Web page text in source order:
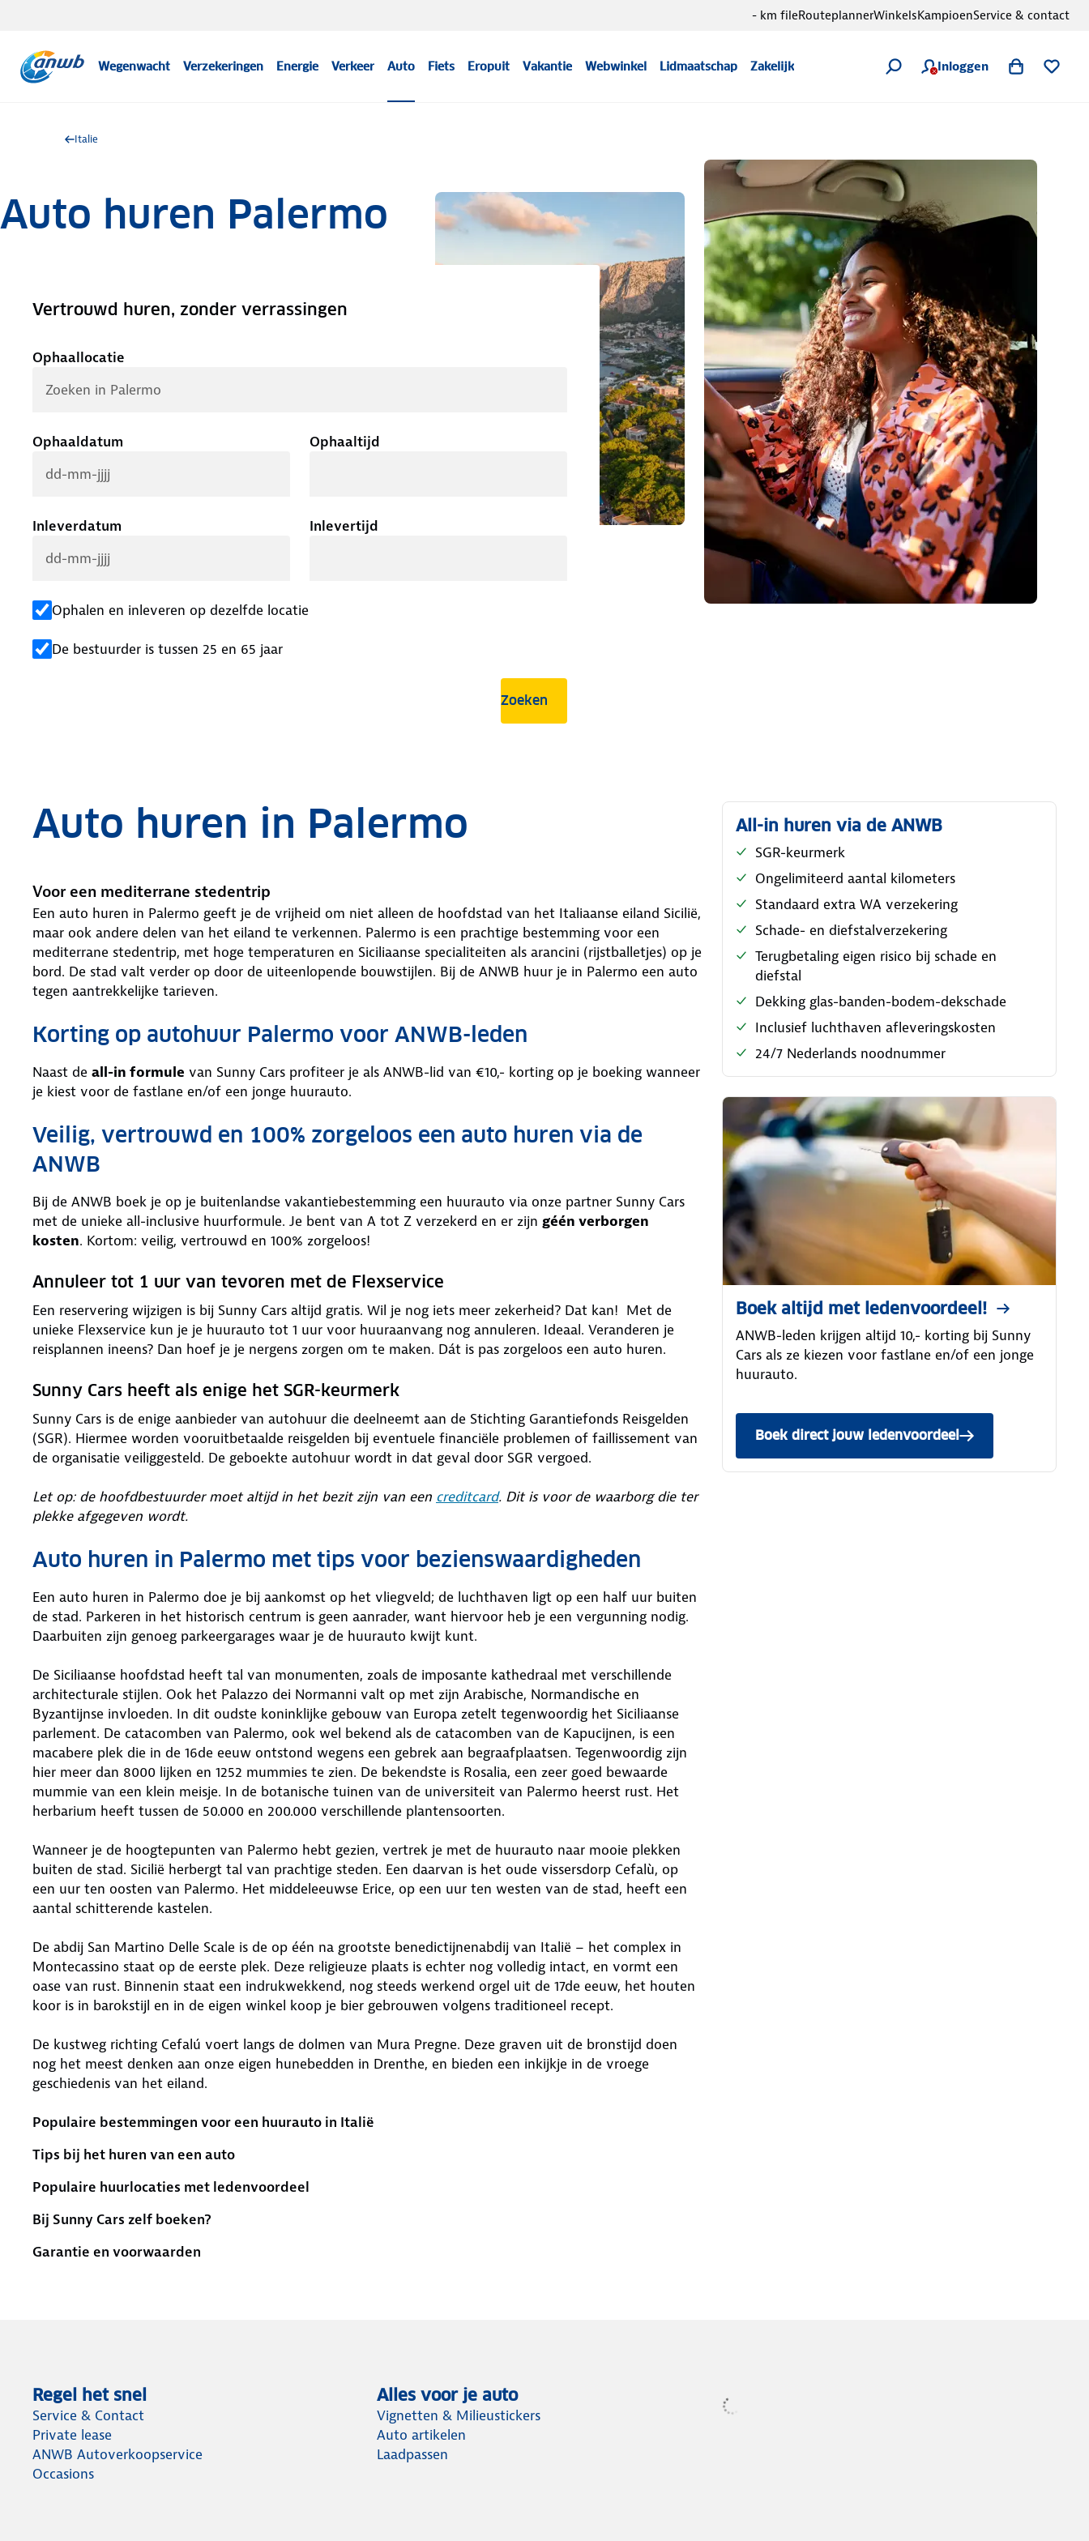
Wegenwacht Verzekeringen Energie Verkeer Auto Fiets Eropuit Vakantie Webwinkel Lidmaatschap Zakelijk Inloggen
- km fileRouteplannerWinkelsKampioenService & contact
Italie
Auto huren Palermo
Vertrouwd huren, zonder verrassingen
Ophaallocatie
Ophaaldatum Ophaaltijd
Inleverdatum Inlevertijd
Ophalen en inleveren op dezelfde locatie
De bestuurder is tussen 25 en 65 jaar
Zoeken
Auto huren in Palermo
Voor een mediterrane stedentrip
Een auto huren in Palermo geeft je de vrijheid om niet alleen de hoofdstad van het Italiaanse eiland Sicilië,
maar ook andere delen van het eiland te verkennen. Palermo is een prachtige bestemming voor een
mediterrane stedentrip, met hoge temperaturen en Siciliaanse specialiteiten als arancini (rijstballetjes) op je
bord. De stad valt verder op door de uiteenlopende bouwstijlen. Bij de ANWB huur je in Palermo een auto
tegen aantrekkelijke tarieven.
Korting op autohuur Palermo voor ANWB-leden
Naast de all-in formule van Sunny Cars profiteer je als ANWB-lid van €10,- korting op je boeking wanneer
je kiest voor de fastlane en/of een jonge huurauto.
Veilig, vertrouwd en 100% zorgeloos een auto huren via de
ANWB
Bij de ANWB boek je op je buitenlandse vakantiebestemming een huurauto via onze partner Sunny Cars
met de unieke all-inclusive huurformule. Je bent van A tot Z verzekerd en er zijn géén verborgen
kosten. Kortom: veilig, vertrouwd en 100% zorgeloos!
Annuleer tot 1 uur van tevoren met de Flexservice
Een reservering wijzigen is bij Sunny Cars altijd gratis. Wil je nog iets meer zekerheid? Dat kan! Met de
unieke Flexservice kun je je huurauto tot 1 uur voor huuraanvang nog annuleren. Ideaal. Veranderen je
reisplannen ineens? Dan hoef je je nergens zorgen om te maken. Dát is pas zorgeloos een auto huren.
Sunny Cars heeft als enige het SGR-keurmerk
Sunny Cars is de enige aanbieder van autohuur die deelneemt aan de Stichting Garantiefonds Reisgelden
(SGR). Hiermee worden vooruitbetaalde reisgelden bij eventuele financiële problemen of faillissement van
de organisatie veiliggesteld. De geboekte autohuur wordt in dat geval door SGR vergoed.
Let op: de hoofdbestuurder moet altijd in het bezit zijn van een creditcard. Dit is voor de waarborg die ter
plekke afgegeven wordt.
Auto huren in Palermo met tips voor bezienswaardigheden
Een auto huren in Palermo doe je bij aankomst op het vliegveld; de luchthaven ligt op een half uur buiten
de stad. Parkeren in het historisch centrum is geen aanrader, want hiervoor heb je een vergunning nodig.
Daarbuiten zijn genoeg parkeergarages waar je de huurauto kwijt kunt.
De Siciliaanse hoofdstad heeft tal van monumenten, zoals de imposante kathedraal met verschillende
architecturale stijlen. Ook het Palazzo dei Normanni valt op met zijn Arabische, Normandische en
Byzantijnse invloeden. In dit oudste koninklijke gebouw van Europa zetelt tegenwoordig het Siciliaanse
parlement. De catacomben van Palermo, ook wel bekend als de catacomben van de Kapucijnen, is een
macabere plek die in de 16de eeuw ontstond wegens een gebrek aan begraafplaatsen. Tegenwoordig zijn
hier meer dan 8000 lijken en 1252 mummies te zien. De bekendste is Rosalia, een zeer goed bewaarde
mummie van een klein meisje. In de botanische tuinen van de universiteit van Palermo heerst rust. Het
herbarium heeft tussen de 50.000 en 200.000 verschillende plantensoorten.
Wanneer je de hoogtepunten van Palermo hebt gezien, vertrek je met de huurauto naar mooie plekken
buiten de stad. Sicilië herbergt tal van prachtige steden. Een daarvan is het oude vissersdorp Cefalù, op
een uur ten oosten van Palermo. Het middeleeuwse Erice, op een uur ten westen van de stad, heeft een
aantal schitterende kastelen.
De abdij San Martino Delle Scale is de op één na grootste benedictijnenabdij van Italië – het complex in
Montecassino staat op de eerste plek. Deze religieuze plaats is echter nog volledig intact, en vormt een
oase van rust. Binnenin staat een indrukwekkend, nog steeds werkend orgel uit de 17de eeuw, het houten
koor is in barokstijl en in de eigen winkel koop je bier gebrouwen volgens traditioneel recept.
De kustweg richting Cefalú voert langs de dolmen van Mura Pregne. Deze graven uit de bronstijd doen
nog het meest denken aan onze eigen hunebedden in Drenthe, en bieden een inkijkje in de vroege
geschiedenis van het eiland.
Populaire bestemmingen voor een huurauto in Italië
Tips bij het huren van een auto
Populaire huurlocaties met ledenvoordeel
Bij Sunny Cars zelf boeken?
Garantie en voorwaarden
All-in huren via de ANWB
SGR-keurmerk
Ongelimiteerd aantal kilometers
Standaard extra WA verzekering
Schade- en diefstalverzekering
Terugbetaling eigen risico bij schade en
diefstal
Dekking glas-banden-bodem-dekschade
Inclusief luchthaven afleveringskosten
24/7 Nederlands noodnummer
Boek altijd met ledenvoordeel!
ANWB-leden krijgen altijd 10,- korting bij Sunny
Cars als ze kiezen voor fastlane en/of een jonge
huurauto.
Boek direct jouw ledenvoordeel
Regel het snel
Service & Contact
Private lease
ANWB Autoverkoopservice
Occasions
Alles voor je auto
Vignetten & Milieustickers
Auto artikelen
Laadpassen